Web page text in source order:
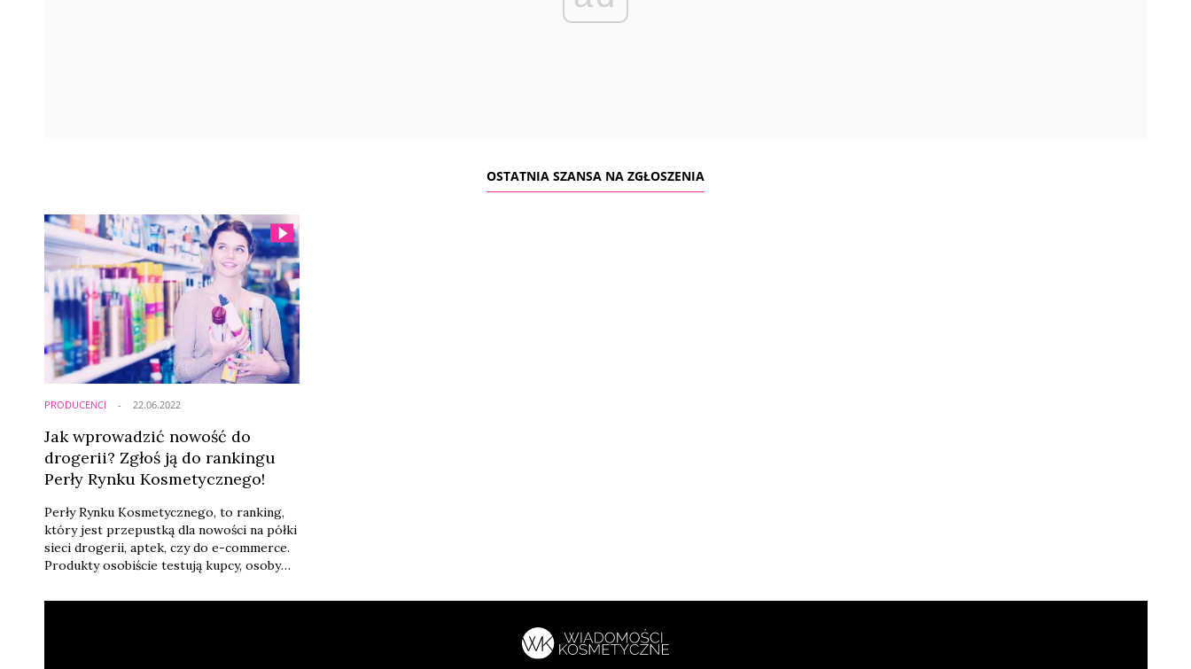
OSTATNIA SZANSA NA ZGŁOSZENIA
PRODUCENCI
Jak wprowadzić nowość do
drogerii? Zgłoś ją do rankingu
Perły Rynku Kosmetycznego!
Perły Rynku Kosmetycznego, to ranking,
który jest przepustką dla nowości na półki
sieci drogerii, aptek, czy do e-commerce.
Produkty osobiście testują kupcy, osoby
asortymentem. Jeszcze tylko do 24
22.06.2022